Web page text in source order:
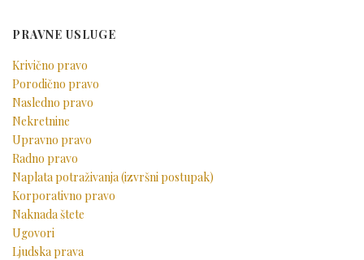
PRAVNE USLUGE
Krivično pravo
Porodično pravo
Nasledno pravo
Nekretnine
Upravno pravo
Radno pravo
Naplata potraživanja (izvršni postupak)
Korporativno pravo
Naknada štete
Ugovori
Ljudska prava